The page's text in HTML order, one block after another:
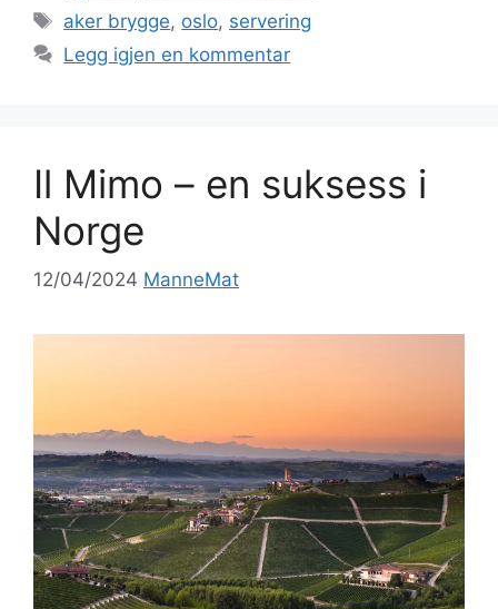
Stikkord
aker brygge, oslo, servering
Legg igjen en kommentar
Il Mimo – en suksess i
Norge
12/04/2024 ManneMat